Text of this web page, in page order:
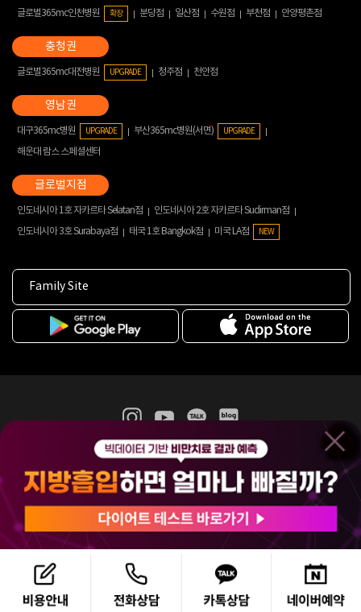
글로벌365mc인천병원 확장 분당점 일산점 수원점 부천점 안양평촌점
글로벌365mc대전병원 UPGRADE 청주점 천안점
대구365mc병원 UPGRADE 부산365mc병원(서면) UPGRADE
해운대 람스 스페셜센터
인도네시아 1호 자카르타 Selatan점
인도네시아 2호 자카르타 Sudirman점
인도네시아 3호 Surabaya점
태국 1호 Bangkok점 미국 LA점 NEW
Family Site
365mc 병·의원 이용약관
홈페이지 이용약관
비급여진료수가
(주)365mcㅣ서울특별시 서초구 서초대로52길 7, 3~4층(서초동, 제일빌딩)
120-87-04354ㅣ김남철
COPYRIGHT(C) 2025 365mc. ALL RIGHTS RESERVED.